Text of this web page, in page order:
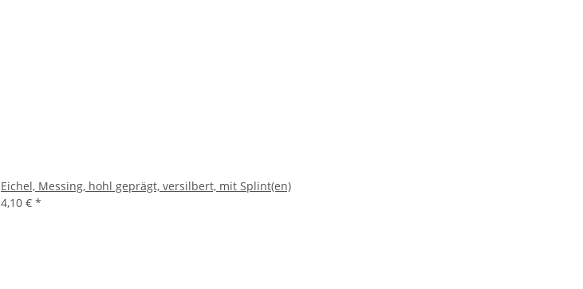
Eichel, Messing, hohl geprägt, versilbert, mit Splint(en)
4,10 € *